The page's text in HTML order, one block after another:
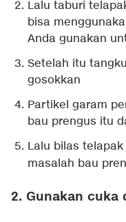
Lalu taburi
bisa
Anda gunakan
Setelah itu
gosokkan
Partikel garam
bau prengus itu
Lalu bilas
masalah bau
2. Gunakan cuka